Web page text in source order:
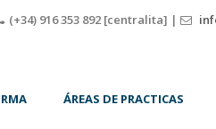
(+34) 916 353 892 [centralita] |
ÁREAS DE PRACTICAS